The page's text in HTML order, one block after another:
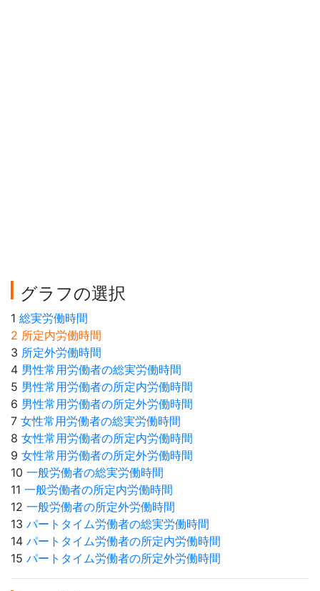
グラフの選択
1 総実労働時間
2 所定内労働時間
3 所定外労働時間
4 男性常用労働者の総実労働時間
5 男性常用労働者の所定内労働時間
6 男性常用労働者の所定外労働時間
7 女性常用労働者の総実労働時間
8 女性常用労働者の所定内労働時間
9 女性常用労働者の所定外労働時間
10 一般労働者の総実労働時間
11 一般労働者の所定内労働時間
12 一般労働者の所定外労働時間
13 パートタイム労働者の総実労働時間
14 パートタイム労働者の所定内労働時間
15 パートタイム労働者の所定外労働時間